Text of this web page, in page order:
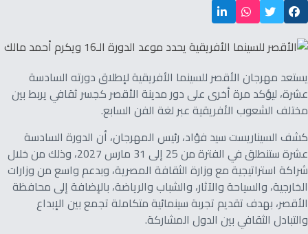
يستعد مهرجان الأقصر للسينما الأفريقية لإطلاق دورته السادسة
عشرة، ليؤكد مرة أخرى على دور مدينة الأقصر كجسر ثقافي يربط بين
مختلف الشعوب الأفريقية عبر لغة الفن السابع.
كشف السيناريست سيد فؤاد، رئيس المهرجان، أن الدورة السادسة
عشرة ستنطلق في الفترة من 25 إلى 31 مارس 2027، وذلك من خلال
شراكة استراتيجية مع وزارة الثقافة المصرية، وبدعم واسع من وزارات
الخارجية، والسياحة والآثار، والشباب والرياضة، بالإضافة إلى محافظة
الأقصر، بهدف تقديم تجربة سينمائية متكاملة تجمع بين الإبداع
والتبادل الثقافي بين الدول المشاركة.